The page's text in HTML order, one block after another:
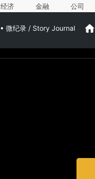
经济 金融 公司
微纪录 / Story Journal